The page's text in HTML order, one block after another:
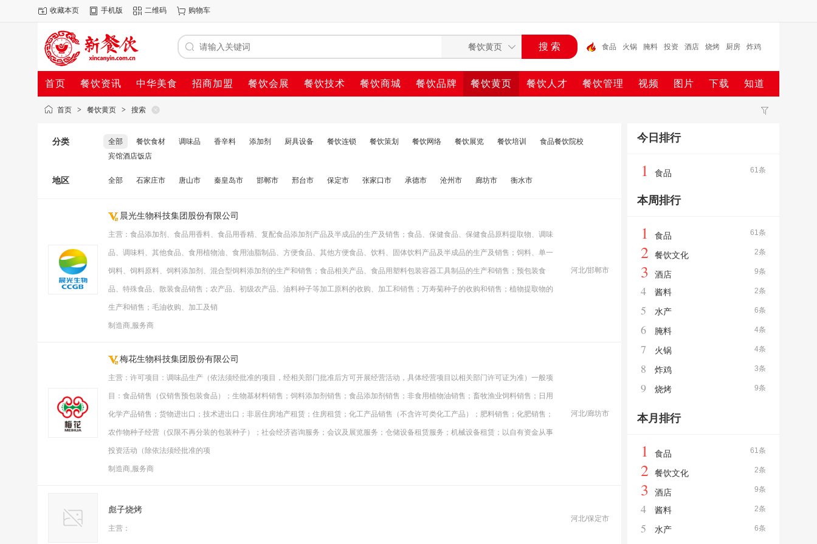
收藏本页 手机版 二维码 购物车
食品 火锅 腌料 投资 酒店 烧烤 厨房 炸鸡
鸡排 酱料
首页 餐饮资讯 中华美食 招商加盟 餐饮会展 餐饮技术 餐饮商城 餐饮品牌 餐饮黄页 餐饮人才 餐饮管理 视频 图片 下载 知道
首页 > 餐饮黄页 > 搜索
分类 全部 餐饮食材 调味品 香辛料 添加剂 厨具设备 餐饮连锁 餐饮策划 餐饮网络 餐饮展览 餐饮培训
食品餐饮院校
宾馆酒店饭店
地区 全部 石家庄市 唐山市 秦皇岛市 邯郸市 邢台市 保定市 张家口市 承德市 沧州市 廊坊市 衡水市
晨光生物科技集团股份有限公司
主营：食品添加剂、食品用香料、食品用香精、复配食品添加剂产品及半成品的生产及销售；食品、保健食品、保健食品原料提取物、调味
品、调味料、其他食品、食用植物油、食用油脂制品、方便食品、其他方便食品、饮料、固体饮料产品及半成品的生产及销售；饲料、单一
饲料、饲料原料、饲料添加剂、混合型饲料添加剂的生产和销售；食品相关产品、食品用塑料包装容器工具制品的生产和销售；预包装食
品、特殊食品、散装食品销售；农产品、初级农产品、油料种子等加工原料的收购、加工和销售；万寿菊种子的收购和销售；植物提取物的
生产和销售；毛油收购、加工及销
制造商,服务商
河北/邯郸市
梅花生物科技集团股份有限公司
主营：许可项目：调味品生产（依法须经批准的项目，经相关部门批准后方可开展经营活动，具体经营项目以相关部门许可证为准）一般项
目：食品销售（仅销售预包装食品）；生物基材料销售；饲料添加剂销售；食品添加剂销售；非食用植物油销售；畜牧渔业饲料销售；日用
化学产品销售；货物进出口；技术进出口；非居住房地产租赁；住房租赁；化工产品销售（不含许可类化工产品）；肥料销售；化肥销售；
农作物种子经营（仅限不再分装的包装种子）；社会经济咨询服务；会议及展览服务；仓储设备租赁服务；机械设备租赁；以自有资金从事
投资活动（除依法须经批准的项
制造商,服务商
河北/廊坊市
彪子烧烤
主营：
河北/保定市
今日排行
61条
1 食品
本周排行
61条
1 食品
2条
2 餐饮文化
9条
3 酒店
2条
4 酱料
6条
5 水产
4条
6 腌料
4条
7 火锅
3条
8 炸鸡
9条
9 烧烤
本月排行
61条
1 食品
2条
2 餐饮文化
9条
3 酒店
2条
4 酱料
6条
5 水产